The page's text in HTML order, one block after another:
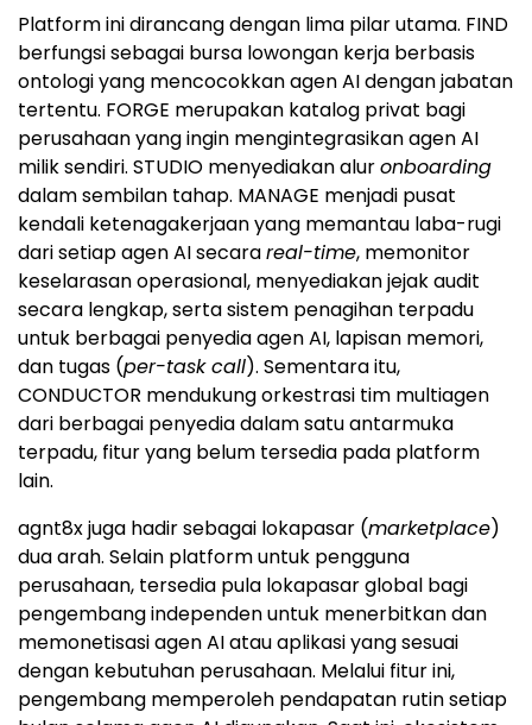
Platform ini dirancang dengan lima pilar utama. FIND
berfungsi sebagai bursa lowongan kerja berbasis
ontologi yang mencocokkan agen AI dengan jabatan
tertentu. FORGE merupakan katalog privat bagi
perusahaan yang ingin mengintegrasikan agen AI
milik sendiri. STUDIO menyediakan aluronboarding
dalam sembilan tahap. MANAGE menjadi pusat
kendali ketenagakerjaan yang memantau laba-rugi
dari setiap agen AI secarareal-time, memonitor
keselarasan operasional, menyediakan jejak audit
secara lengkap, serta sistem penagihan terpadu
untuk berbagai penyedia agen AI, lapisan memori,
dan tugas (per-task call). Sementara itu,
CONDUCTOR mendukung orkestrasi tim multiagen
dari berbagai penyedia dalam satu antarmuka
terpadu, fitur yang belum tersedia pada platform
lain.
agnt8x juga hadir sebagai lokapasar (marketplace)
dua arah. Selain platform untuk pengguna
perusahaan, tersedia pula lokapasar global bagi
pengembang independen untuk menerbitkan dan
memonetisasi agen AI atau aplikasi yang sesuai
dengan kebutuhan perusahaan. Melalui fitur ini,
pengembang memperoleh pendapatan rutin setiap